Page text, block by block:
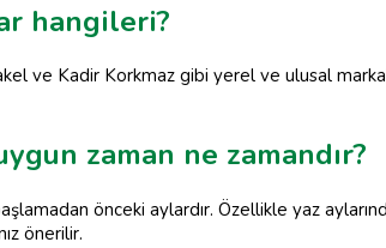
hangileri?
ve Kadir Korkmaz gibi yerel ve ulusal
zaman ne zamandır?
önceki aylardır. Özellikle yaz
önerilir.